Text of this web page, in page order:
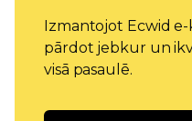
Izmantojot Ecwid
pārdot jebkur un
visā pasaulē.